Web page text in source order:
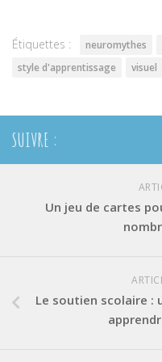
Étiquettes : neuromythes
style d'apprentissage
visuel
SUIVRE :
Un jeu de cartes
Le soutien scolaire :